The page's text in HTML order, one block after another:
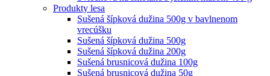
Produkty lesa
Sušená šípková dužina 500g v bavlnenom
vrecúšku
Sušená šípková dužina 500g
Sušená šípková dužina 200g
Sušená brusnicová dužina 100g
Sušená brusnicová dužina 50g